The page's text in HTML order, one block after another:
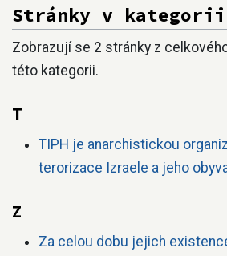
Stránky v
Zobrazují se 2 stránky z
této kategorii.
T
TIPH je anarchistickou
terorizace Izraele a jeho
Z
Za celou dobu jejich